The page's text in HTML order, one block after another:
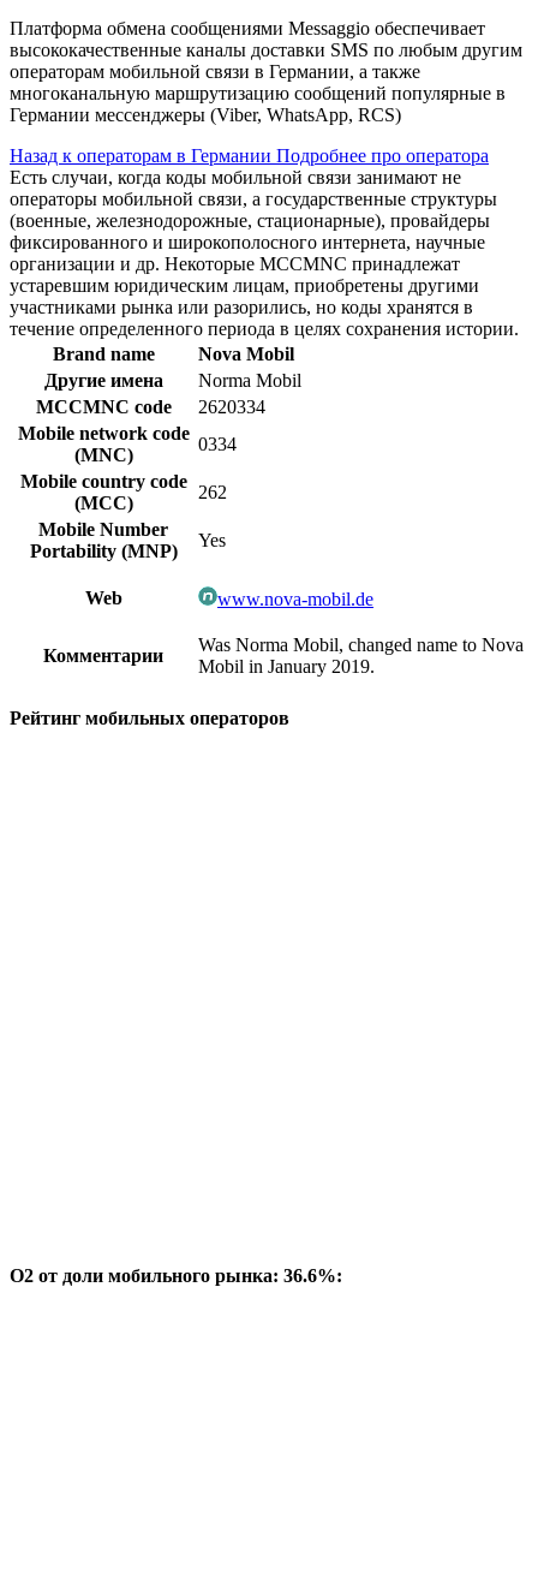
Платформа обмена сообщениями Messaggio обеспечивает
высококачественные каналы доставки SMS по любым другим
операторам мобильной связи в Германии, а также
многоканальную маршрутизацию сообщений популярные в
Германии мессенджеры (Viber, WhatsApp, RCS)
Назад к операторам в Германии Подробнее про оператора
Есть случаи, когда коды мобильной связи занимают не
операторы мобильной связи, а государственные структуры
(военные, железнодорожные, стационарные), провайдеры
фиксированного и широкополосного интернета, научные
организации и др. Некоторые MCCMNC принадлежат
устаревшим юридическим лицам, приобретены другими
участниками рынка или разорились, но коды хранятся в
течение определенного периода в целях сохранения истории.
Brand name
Nova Mobil
Другие имена
Norma Mobil
MCCMNC code
2620334
Mobile network code
(MNC)
0334
Mobile country code
(MCC)
262
Mobile Number
Portability (MNP)
Yes
Web www.nova-mobil.de
Комментарии
Was Norma Mobil, changed name to Nova
Mobil in January 2019.
Рейтинг мобильных операторов
O2 от доли мобильного рынка: 36.6%: